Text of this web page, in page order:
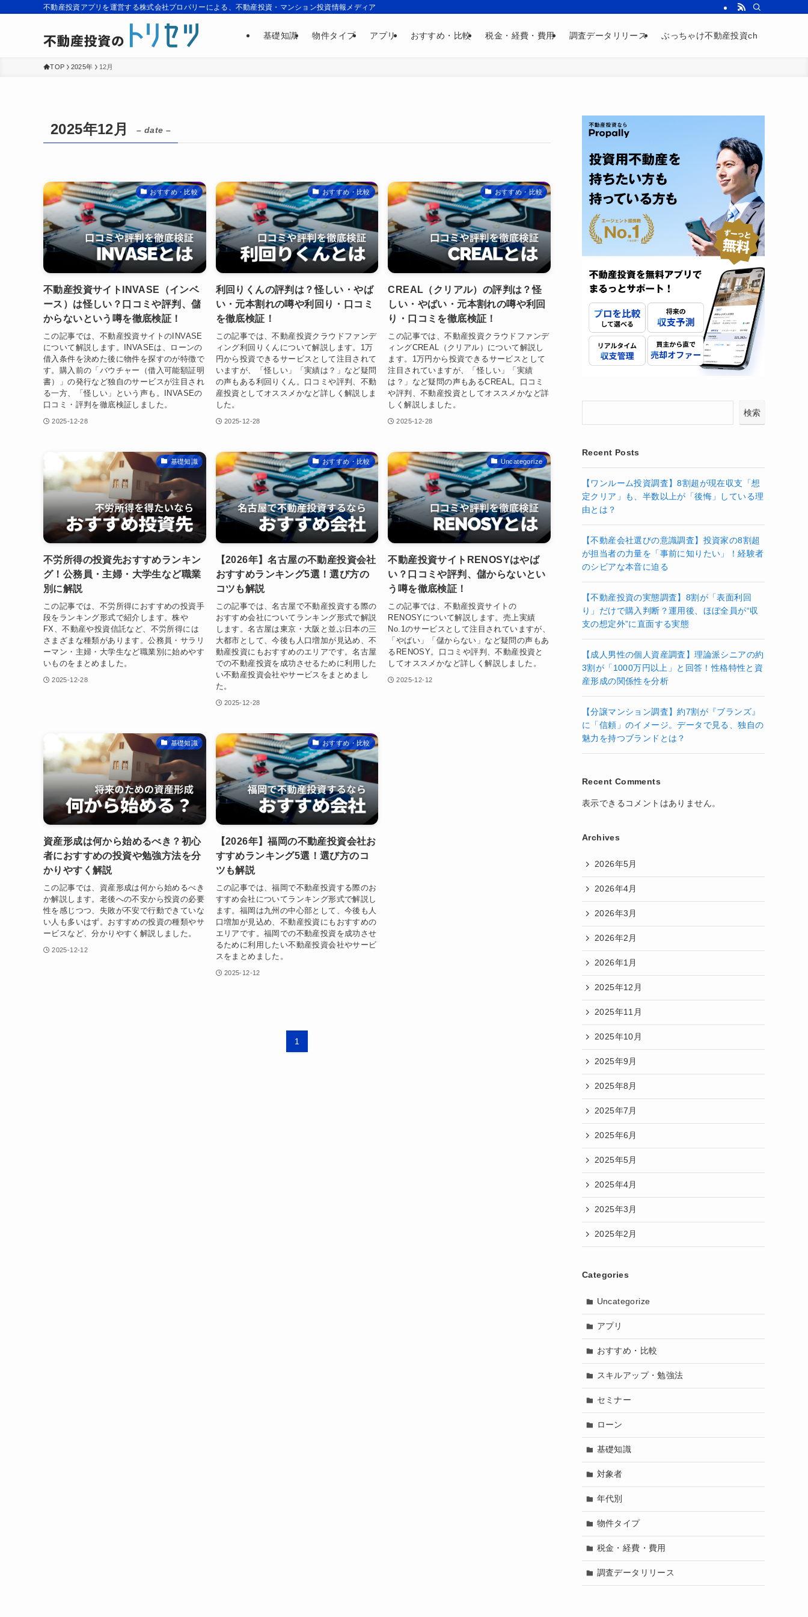
不動産投資アプリを運営する株式会社プロパリーによる、不動産投資・マンション投資情報メディア
基礎知識 物件タイプ アプリ おすすめ・比較 税金・経費・費用 調査データリリース ぶっちゃけ不動産投資ch
TOP 2025年 12月
2025年12月 – date –
おすすめ・比較
不動産投資サイトINVASE（インベ
ース）は怪しい？口コミや評判、儲
からないという噂を徹底検証！
この記事では、不動産投資サイトのINVASE
について解説します。INVASEは、ローンの
借入条件を決めた後に物件を探すのが特徴で
す。購入前の「バウチャー（借入可能額証明
書）」の発行など独自のサービスが注目され
る一方、「怪しい」という声も。INVASEの
口コミ・評判を徹底検証しました。
2025-12-28
おすすめ・比較
利回りくんの評判は？怪しい・やば
い・元本割れの噂や利回り・口コミ
を徹底検証！
この記事では、不動産投資クラウドファンデ
ィング利回りくんについて解説します。1万
円から投資できるサービスとして注目されて
いますが、「怪しい」「実績は？」など疑問
の声もある利回りくん。口コミや評判、不動
産投資としてオススメかなど詳しく解説しま
した。
2025-12-28
おすすめ・比較
CREAL（クリアル）の評判は？怪
しい・やばい・元本割れの噂や利回
り・口コミを徹底検証！
この記事では、不動産投資クラウドファンデ
ィングCREAL（クリアル）について解説し
ます。1万円から投資できるサービスとして
注目されていますが、「怪しい」「実績
は？」など疑問の声もあるCREAL。口コミ
や評判、不動産投資としてオススメかなど詳
しく解説しました。
2025-12-28
基礎知識
不労所得の投資先おすすめランキン
グ！公務員・主婦・大学生など職業
別に解説
この記事では、不労所得におすすめの投資手
段をランキング形式で紹介します。株や
FX、不動産や投資信託など、不労所得には
さまざまな種類があります。公務員・サラリ
ーマン・主婦・大学生など職業別に始めやす
いものをまとめました。
2025-12-28
おすすめ・比較
【2026年】名古屋の不動産投資会社
おすすめランキング5選！選び方の
コツも解説
この記事では、名古屋で不動産投資する際の
おすすめ会社についてランキング形式で解説
します。名古屋は東京・大阪と並ぶ日本の三
大都市として、今後も人口増加が見込め、不
動産投資にもおすすめのエリアです。名古屋
での不動産投資を成功させるために利用した
い不動産投資会社やサービスをまとめまし
た。
2025-12-28
Uncategorize
不動産投資サイトRENOSYはやば
い？口コミや評判、儲からないとい
う噂を徹底検証！
この記事では、不動産投資サイトの
RENOSYについて解説します。売上実績
No.1のサービスとして注目されていますが、
「やばい」「儲からない」など疑問の声もあ
るRENOSY。口コミや評判、不動産投資と
してオススメかなど詳しく解説しました。
2025-12-12
基礎知識
資産形成は何から始めるべき？初心
者におすすめの投資や勉強方法を分
かりやすく解説
この記事では、資産形成は何から始めるべき
か解説します。老後への不安から投資の必要
性を感じつつ、失敗が不安で行動できていな
い人も多いはず。おすすめの投資の種類やサ
ービスなど、分かりやすく解説しました。
2025-12-12
おすすめ・比較
【2026年】福岡の不動産投資会社お
すすめランキング5選！選び方のコ
ツも解説
この記事では、福岡で不動産投資する際のお
すすめ会社についてランキング形式で解説し
ます。福岡は九州の中心部として、今後も人
口増加が見込め、不動産投資にもおすすめの
エリアです。福岡での不動産投資を成功させ
るために利用したい不動産投資会社やサービ
スをまとめました。
2025-12-12
1
検索
Recent Posts
【ワンルーム投資調査】8割超が現在収支「想
定クリア」も、半数以上が「後悔」している理
由とは？
【不動産会社選びの意識調査】投資家の8割超
が担当者の力量を「事前に知りたい」！経験者
のシビアな本音に迫る
【不動産投資の実態調査】8割が「表面利回
り」だけで購入判断？運用後、ほぼ全員が“収
支の想定外”に直面する実態
【成人男性の個人資産調査】理論派シニアの約
3割が「1000万円以上」と回答！性格特性と資
産形成の関係性を分析
【分譲マンション調査】約7割が『ブランズ』
に「信頼」のイメージ。データで見る、独自の
魅力を持つブランドとは？
Recent Comments
表示できるコメントはありません。
Archives
2026年5月
2026年4月
2026年3月
2026年2月
2026年1月
2025年12月
2025年11月
2025年10月
2025年9月
2025年8月
2025年7月
2025年6月
2025年5月
2025年4月
2025年3月
2025年2月
Categories
Uncategorize
アプリ
おすすめ・比較
スキルアップ・勉強法
セミナー
ローン
基礎知識
対象者
年代別
物件タイプ
税金・経費・費用
調査データリリース